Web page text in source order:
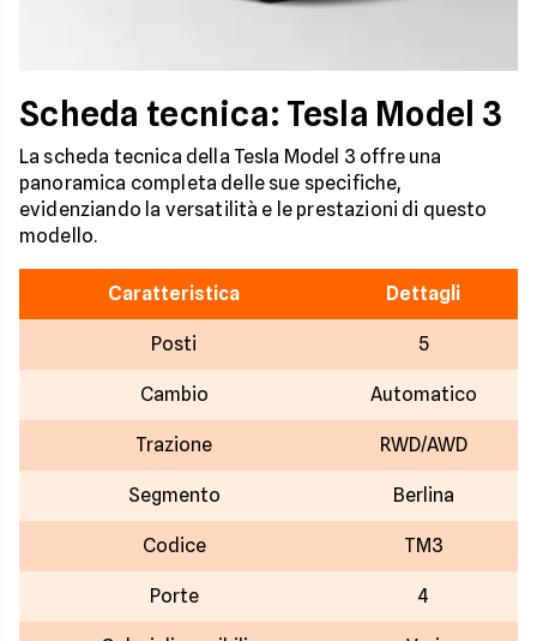
Scheda tecnica: Tesla Model 3
La scheda tecnica della Tesla Model 3 offre una
panoramica completa delle sue specifiche,
evidenziando la versatilità e le prestazioni di questo
modello.
Caratteristica Dettagli
Posti 5
Cambio Automatico
Trazione RWD/AWD
Segmento Berlina
Codice TM3
Porte 4